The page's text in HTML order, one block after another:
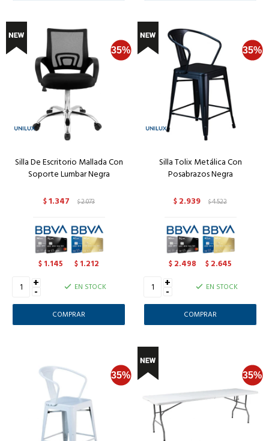
Silla De Escritorio Mallada Con
Soporte Lumbar Negra
$1.347 $2.073
$ 1.145 $ 1.212
+
- EN STOCK
Silla Tolix Metálica Con
Posabrazos Negra
$ 2.939 $4.522
$ 2.498 $ 2.645
+
- EN STOCK